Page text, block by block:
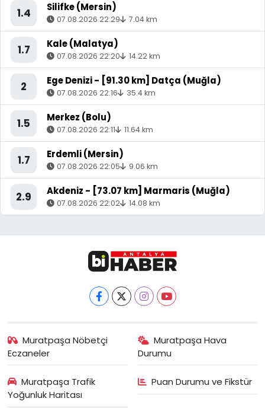
1.4 Silifke (Mersin)
07.08.2026 22:29 7.04 km
1.7 Kale (Malatya)
07.08.2026 22:20 14.22 km
2 Ege Denizi - [91.30 km] Datça (Muğla)
07.08.2026 22:16 35.4 km
1.5 Merkez (Bolu)
07.08.2026 22:11 11.64 km
1.7 Erdemli (Mersin)
07.08.2026 22:05 9.06 km
2.9 Akdeniz - [73.07 km] Marmaris (Muğla)
07.08.2026 22:02 14.08 km
Muratpaşa Nöbetçi
Eczaneler
Muratpaşa Hava
Durumu
Muratpaşa Trafik
Yoğunluk Haritası
Puan Durumu ve Fikstür